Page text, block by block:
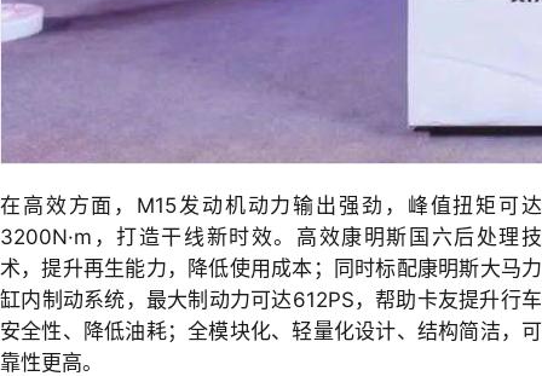
在高效方面，M15发动机动力输出强劲，峰值扭矩可达
3200N·m，打造干线新时效。高效康明斯国六后处理技
术，提升再生能力，降低使用成本；同时标配康明斯大马力
缸内制动系统，最大制动力可达612PS，帮助卡友提升行车
安全性、降低油耗；全模块化、轻量化设计、结构简洁，可
靠性更高。